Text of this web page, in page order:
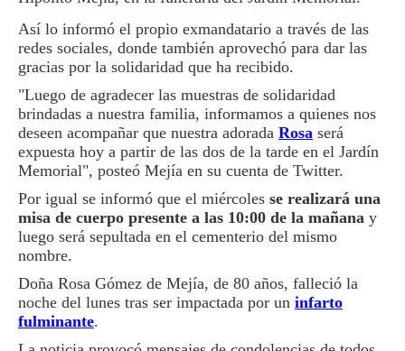
Así lo informó el propio exmandatario a través de las
redes sociales, donde también aprovechó para dar las
gracias por la solidaridad que ha recibido.
"Luego de agradecer las muestras de solidaridad
brindadas a nuestra familia, informamos a quienes nos
deseen acompañar que nuestra adorada Rosa será
expuesta hoy a partir de las dos de la tarde en el Jardín
Memorial", posteó Mejía en su cuenta de Twitter.
Por igual se informó que el miércoles se realizará una
misa de cuerpo presente a las 10:00 de la mañana y
luego será sepultada en el cementerio del mismo
nombre.
Doña Rosa Gómez de Mejía, de 80 años, falleció la
noche del lunes tras ser impactada por un infarto
fulminante.